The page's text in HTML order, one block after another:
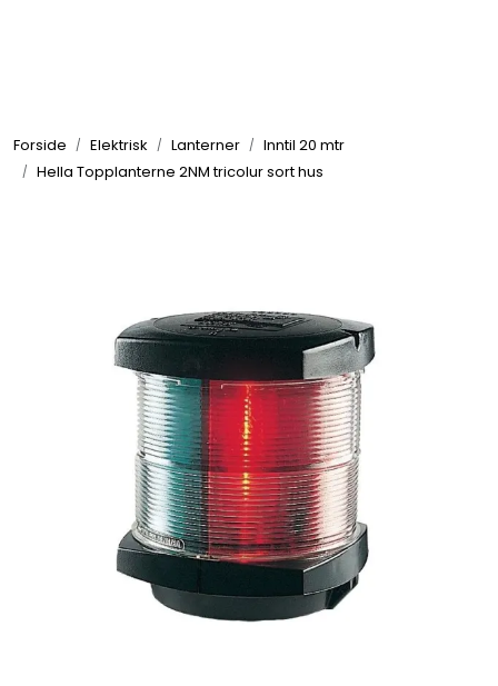
Forside Elektrisk Lanterner
Inntil 20 mtr
Hella Topplanterne 2NM tricolur sort hus
Elektrisk
Motor/Styring
Fortøyning
Fritid/Sikkerhet